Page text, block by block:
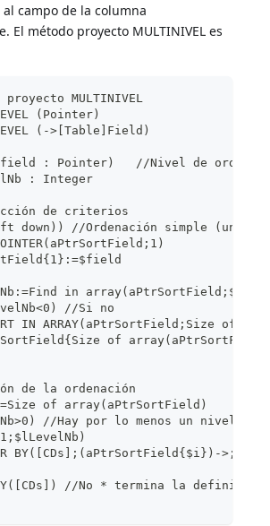
campo de la columna
El método proyecto MULTINIVEL es
MULTINIVEL
(Pointer)
(->[Table]Field)
: Pointer)   //Nivel de
: Integer
de criterios
down)) //Ordenación simple (un
in array(aPtrSortField;$field)
//Si no
ARRAY(aPtrSortField;Size of
of
de la ordenación
of array(aPtrSortField)
//Hay por lo menos un nivel de
>;>;*)
//No * termina la definición